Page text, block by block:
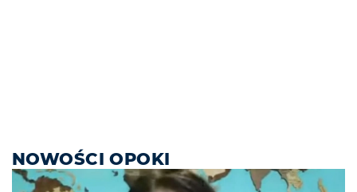
NOWOŚCI OPOKI